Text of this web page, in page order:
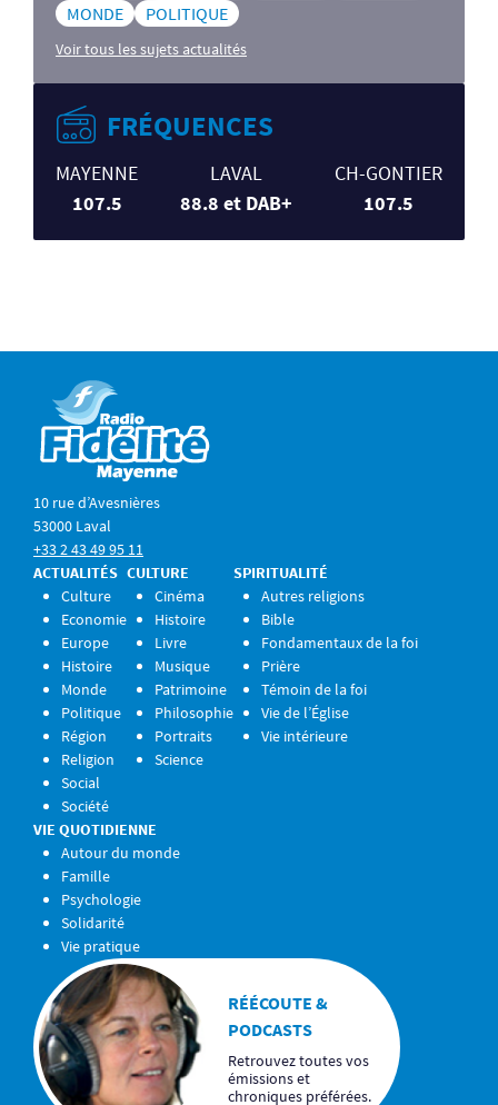
MONDE
POLITIQUE
Voir tous les sujets actualités
FRÉQUENCES
MAYENNE
107.5
LAVAL
88.8 et DAB+
CH-GONTIER
107.5
10 rue d’Avesnières
53000 Laval
+33 2 43 49 95 11
ACTUALITÉS
Culture
Economie
Europe
Histoire
Monde
Politique
Région
Religion
Social
Société
CULTURE
Cinéma
Histoire
Livre
Musique
Patrimoine
Philosophie
Portraits
Science
SPIRITUALITÉ
Autres religions
Bible
Fondamentaux de la foi
Prière
Témoin de la foi
Vie de l’Église
Vie intérieure
VIE QUOTIDIENNE
Autour du monde
Famille
Psychologie
Solidarité
Vie pratique
RÉÉCOUTE &
PODCASTS
Retrouvez toutes vos
émissions et
chroniques préférées.